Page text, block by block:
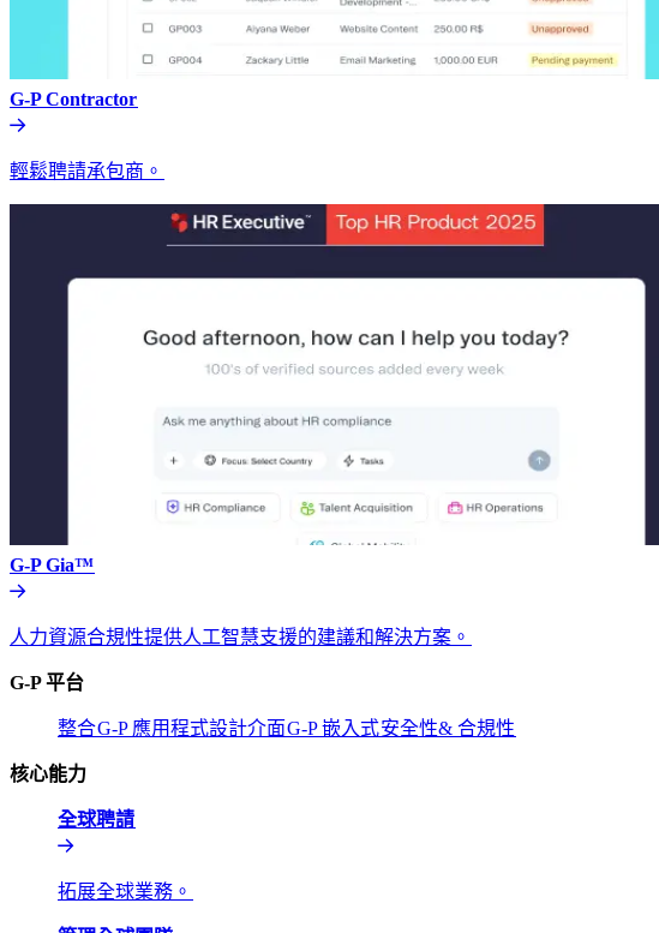
G-P Contractor​​
輕鬆聘請承包商。​​
G-P Gia™​​
人力資源合規性提供人工智慧支援的建議和解決方案。​​
G-P 平台​​
整合​​G-P 應用程式設計介面​​G-P 嵌入式​​安全性& 合規性​​
核心能力​​
全球聘請​​
拓展全球業務。​​